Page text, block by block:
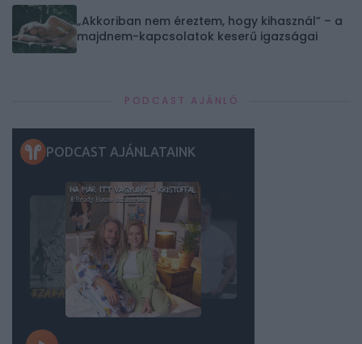
„Akkoriban nem éreztem, hogy kihasznál” – a
majdnem-kapcsolatok keserű igazságai
PODCAST AJÁNLÓ